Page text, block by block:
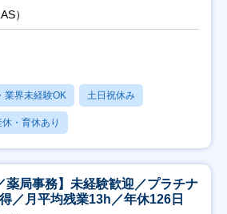
）
業界未経験OK 土日祝休み
休・育休あり
薬局事務】未経験歓迎／プラチナ
／月平均残業13h／年休126日